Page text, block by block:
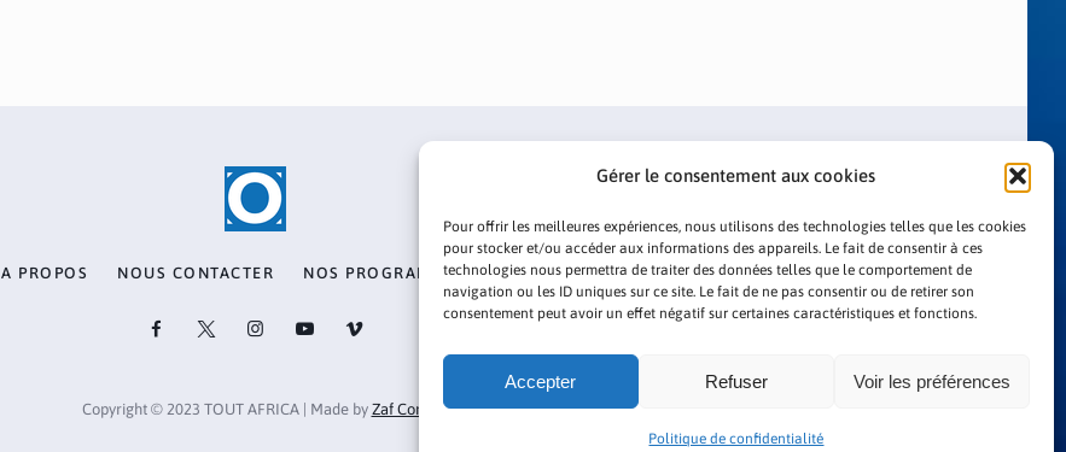
Gérer le consentement aux cookies
Pour offrir les meilleures expériences, nous utilisons des technologies telles que les cookies
pour stocker et/ou accéder aux informations des appareils. Le fait de consentir à ces
technologies nous permettra de traiter des données telles que le comportement de
navigation ou les ID uniques sur ce site. Le fait de ne pas consentir ou de retirer son
consentement peut avoir un effet négatif sur certaines caractéristiques et fonctions.
Accepter Refuser Voir les préférences
Politique de confidentialité
A PROPOS NOUS CONTACTER NOS PROGRAMMES POLITIQUE DE CONFIDENTIALITÉ
Copyright © 2023 TOUT AFRICA | Made by Zaf Com